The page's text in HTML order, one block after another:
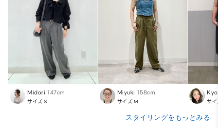
Midori 147cm
サイズ:S
Miyuki 158cm
サイズ:M サ
スタイリングをもっとみる